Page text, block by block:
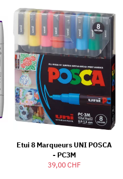
Etui 8 Marqueurs UNI POSCA
- PC3M
39,00 CHF